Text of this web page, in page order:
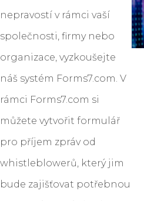
nepravostí v rámci vaší
společnosti, firmy nebo
organizace, vyzkoušejte
náš systém Forms7.com. V
rámci Forms7.com si
můžete vytvořit formulář
pro příjem zpráv od
whistleblowerů, který jim
bude zajišťovat potřebnou